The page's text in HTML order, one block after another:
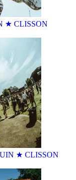
★ CLISSON
★ CLISSON